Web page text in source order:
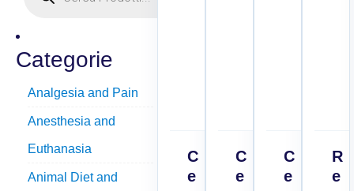
Categorie
Analgesia and Pain
Anesthesia and
Euthanasia
Animal Diet and
C
e
C
e
C
e
R
e